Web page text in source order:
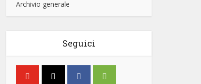
Archivio generale
Seguici